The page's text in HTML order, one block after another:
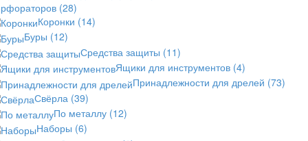
(28)
Коронки (14)
Буры (12)
Средства защиты (11)
Ящики для инструментов (4)
Принадлежности для дрелей (73)
Свёрла (39)
По металлу (12)
Наборы (6)